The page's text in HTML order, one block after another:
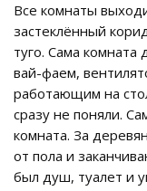
Все комнаты
застеклённый
туго. Сама
вай-фаем,
работающим на
сразу не поняли.
комната. За
от пола и
был душ, туалет и